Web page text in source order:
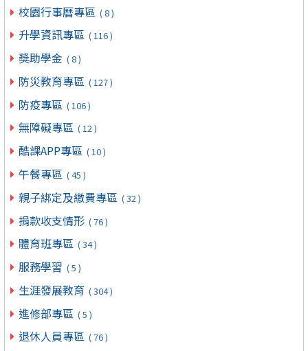
校園行事曆專區 ( 8 )
升學資訊專區 ( 116 )
獎助學金 ( 8 )
防災教育專區 ( 127 )
防疫專區 ( 106 )
無障礙專區 ( 12 )
酷課APP專區 ( 10 )
午餐專區 ( 45 )
親子綁定及繳費專區 ( 32 )
捐款收支情形 ( 76 )
體育班專區 ( 34 )
服務學習 ( 5 )
生涯發展教育 ( 304 )
進修部專區 ( 5 )
退休人員專區 ( 76 )